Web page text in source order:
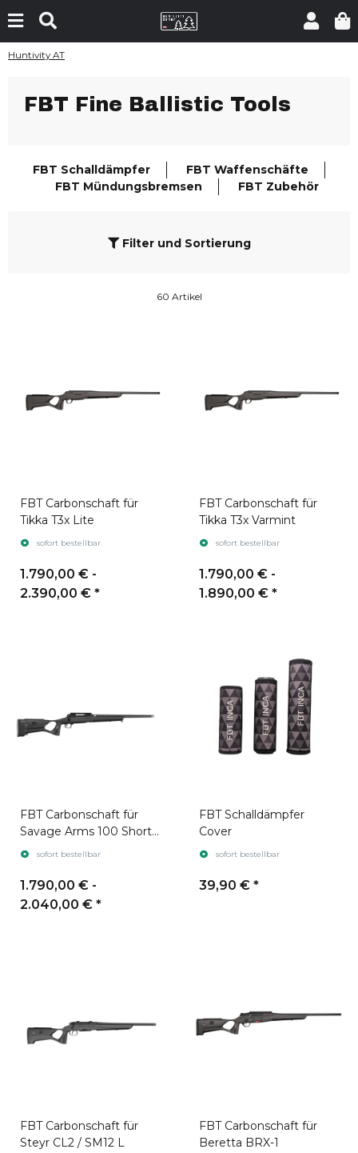
Huntivity AT
FBT Fine Ballistic Tools
FBT Schalldämpfer
FBT Waffenschäfte
FBT Mündungsbremsen
FBT Zubehör
Filter und Sortierung
60 Artikel
FBT Carbonschaft für
Tikka T3x Lite
sofort bestellbar
1.790,00 € -
2.390,00 € *
FBT Carbonschaft für
Tikka T3x Varmint
sofort bestellbar
1.790,00 € -
1.890,00 € *
FBT Carbonschaft für
Savage Arms 100 Short
Actionsofort bestellbar
1.790,00 € -
2.040,00 € *
FBT Schalldämpfer
Cover
sofort bestellbar
39,90 € *
FBT Carbonschaft für
Steyr CL2 / SM12 L
FBT Carbonschaft für
Beretta BRX-1